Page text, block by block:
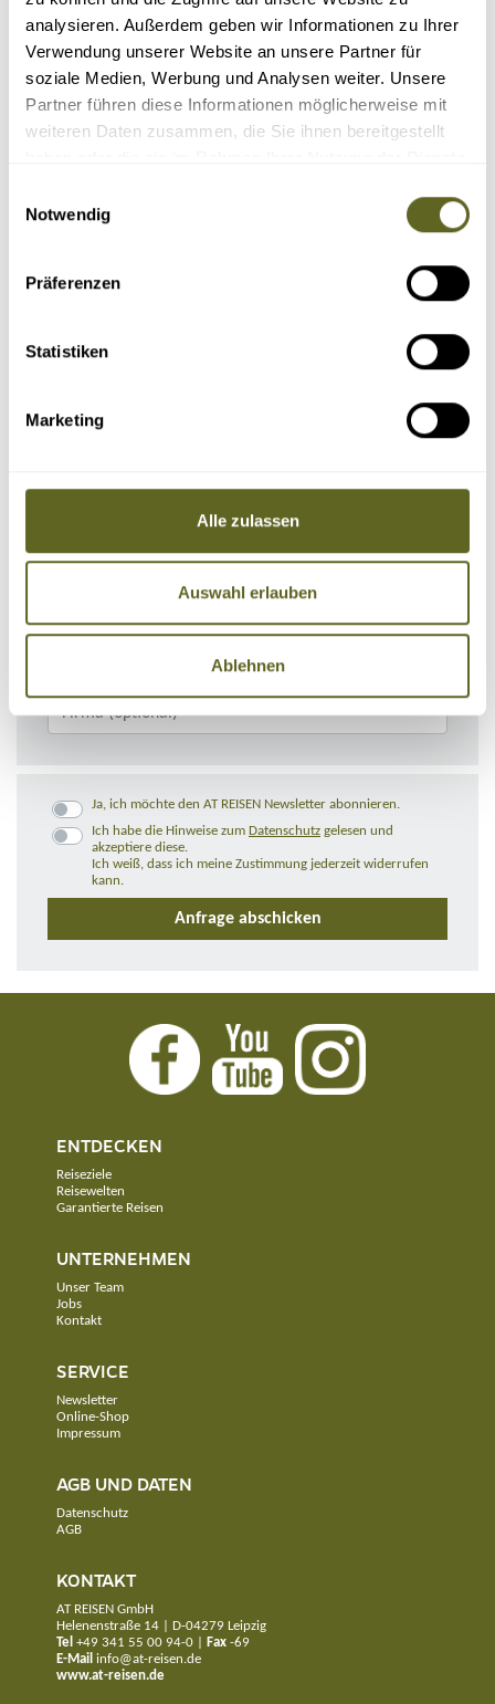
analysieren. Außerdem geben wir Informationen zu Ihrer
Verwendung unserer Website an unsere Partner für
soziale Medien, Werbung und Analysen weiter. Unsere
Partner führen diese Informationen möglicherweise mit
weiteren Daten zusammen, die Sie ihnen bereitgestellt
Notwendig
Präferenzen
Statistiken
Marketing
Alle zulassen
Auswahl erlauben
Ablehnen
Ja, ich möchte den AT REISEN Newsletter abonnieren.
Ich habe die Hinweise zum Datenschutz gelesen und
akzeptiere diese.
Ich weiß, dass ich meine Zustimmung jederzeit widerrufen
kann.
ENTDECKEN
Reiseziele
Reisewelten
Garantierte Reisen
UNTERNEHMEN
Unser Team
Jobs
Kontakt
SERVICE
Newsletter
Online-Shop
Impressum
AGB UND DATEN
Datenschutz
AGB
KONTAKT
AT REISEN GmbH
Helenenstraße 14 | D-04279 Leipzig
Tel +49 341 55 00 94-0 Fax -69
E-Mail info@at-reisen.de
www.at-reisen.de